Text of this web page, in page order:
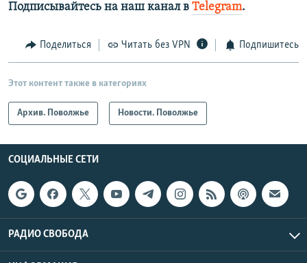
Подписывайтесь на наш канал в Telegram.
Поделиться Читать без VPN Подпишитесь
Этот контент также в категориях
Архив. Поволжье Новости. Поволжье
СОЦИАЛЬНЫЕ СЕТИ
РАДИО СВОБОДА